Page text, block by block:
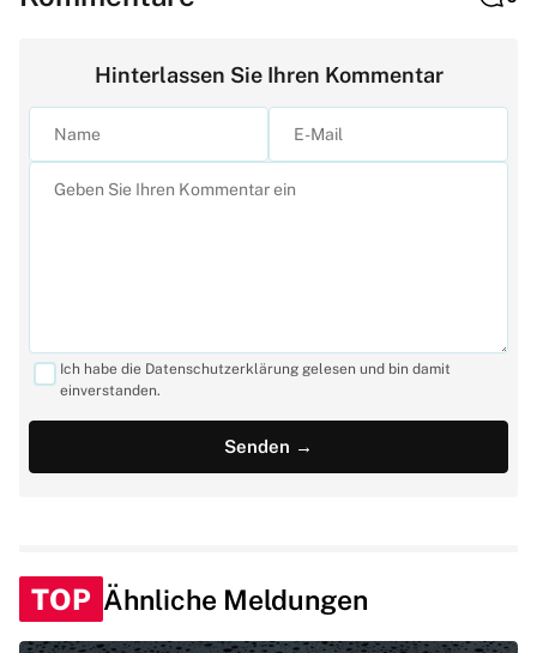
Hinterlassen Sie Ihren Kommentar
Ich habe die Datenschutzerklärung gelesen und bin damit
einverstanden.
TOP Ähnliche Meldungen